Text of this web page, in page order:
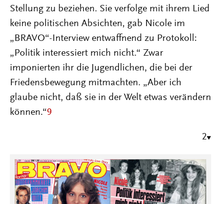
Stellung zu beziehen. Sie verfolge mit ihrem Lied
keine politischen Absichten, gab Nicole im
„BRAVO“-Interview entwaffnend zu Protokoll:
„Politik interessiert mich nicht.“ Zwar
imponierten ihr die Jugendlichen, die bei der
Friedensbewegung mitmachten. „Aber ich
glaube nicht, daß sie in der Welt etwas verändern
können.“9
2